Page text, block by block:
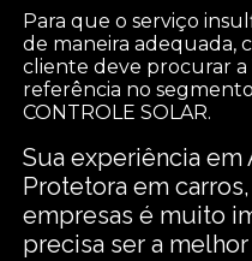
Para que o serviço
de maneira adequada,
cliente deve procurar a
referência no
CONTROLE SOLAR.
Sua experiência
Protetora em
empresas é muito
precisa ser a